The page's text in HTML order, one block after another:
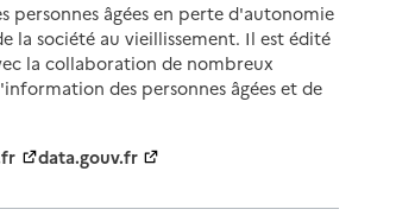
âgées en perte d'autonomie
la société au vieillissement. Il est édité
la collaboration de nombreux
des personnes âgées et de
data.gouv.fr